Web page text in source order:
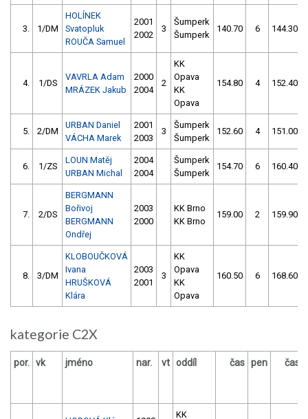
3. 1/DM
HOLÍNEK
Svatopluk
ROUČA Samuel
2001
2002
3
Šumperk
Šumperk
140.70 6 144.30
4. 1/DS
VAVRLA Adam
MRÁZEK Jakub
2000
2004
2
KK
Opava
KK
Opava
154.80 4 152.40
5. 2/DM
URBAN Daniel
VÁCHA Marek
2001
2003
3
Šumperk
Šumperk
152.60 4 151.00
6. 1/ZS
LOUN Matěj
URBAN Michal
2004
2004
Šumperk
Šumperk
154.70 6 160.40
7. 2/DS
BERGMANN
Bořivoj
BERGMANN
Ondřej
2003
2000
KK Brno
KK Brno
159.00 2 159.90
8. 3/DM
KLOBOUČKOVÁ
Ivana
HRUŠKOVÁ
Klára
2003
2001
3
KK
Opava
KK
Opava
160.50 6 168.60
kategorie C2X
por. vk jméno nar. vt oddíl čas pen čas
KK